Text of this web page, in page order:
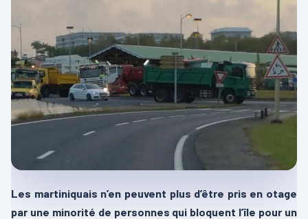
Les martiniquais n’en peuvent plus d’être pris en otage
par une minorité de personnes qui bloquent l’île pour un